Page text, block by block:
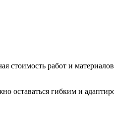
стоимость работ и
оставаться гибким и